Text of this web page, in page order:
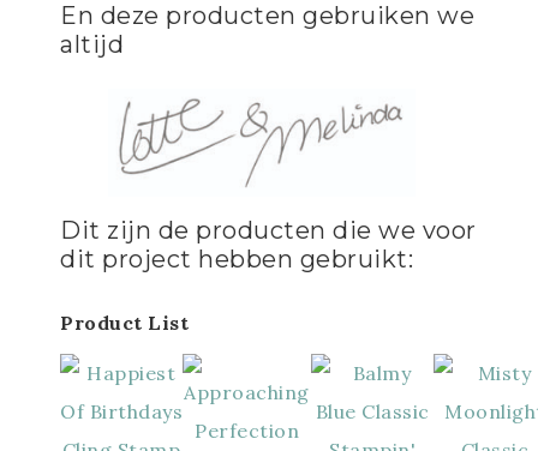
En deze producten gebruiken we
altijd
Dit zijn de producten die we voor
dit project hebben gebruikt:
Product List